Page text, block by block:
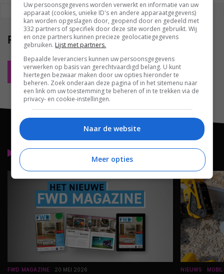
REAGEREN REACTIES (0)
Reacties(0)
Plaats reactie
Lees meer
FWD MAGAZINE 20 MEI 2026 NIEUWS
Uw persoonsgegevens worden verwerkt en informatie van uw
apparaat (cookies, unieke ID's en andere apparaatgegevens)
kan worden opgeslagen door, geopend door en gedeeld met
332 partners of specifiek door deze site worden gebruikt. Wij
en onze partners kunnen precieze geolocatiegegevens
gebruiken. Lijst met partners.
Bepaalde leveranciers kunnen uw persoonsgegevens
verwerken op basis van gerechtvaardigd belang. U kunt
hiertegen bezwaar maken door uw opties hieronder te
beheren. Zoek onderaan deze pagina of in het sitemenu naar
een link om uw toestemming te beheren of in te trekken via de
privacy- en cookie-instellingen.
Naar de website
Meer opties